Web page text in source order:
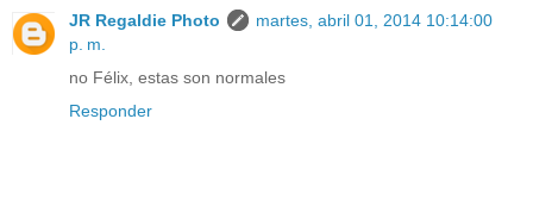
JR Regaldie Photo
martes, abril 01, 2014 10:14:00
p. m.
no Félix, estas son normales
Responder